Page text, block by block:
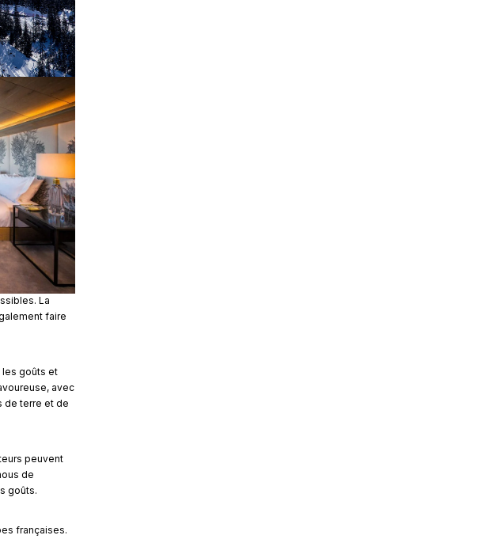
La
faire
les goûts et
avec
de terre et de
peuvent
de
goûts.
françaises.